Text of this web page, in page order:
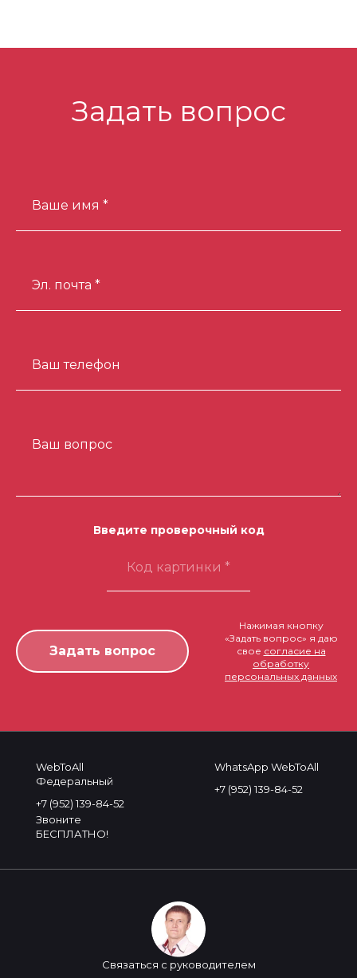
Задать вопрос
Ваше имя *
Эл. почта *
Ваш телефон
Ваш вопрос
Введите проверочный код
Нажимая кнопку
«Задать вопрос» я даю
свое согласие на
обработку
персональных данных
WebToAll
Федеральный
+7 (952) 139-84-52
Звоните
БЕСПЛАТНО!
WhatsApp WebToAll
+7 (952) 139-84-52
Связаться с руководителем